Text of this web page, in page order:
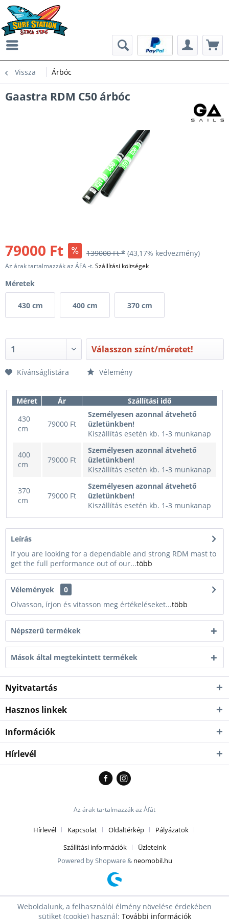
Vissza Árbóc
Gaastra RDM C50 árbóc
79000 Ft 139000 Ft * (43,17% kedvezmény)
Az árak tartalmazzák az ÁFA -t.Szállítási költségek
Méretek
430 cm 400 cm 370 cm
Válasszon színt/méretet!
Kívánságlistára Vélemény
Méret Ár
Szállítási idő
430
cm
79000 Ft
Személyesen azonnal átvehető
üzletünkben!
Kiszállítás esetén kb. 1-3 munkanap
400
cm
79000 Ft
Személyesen azonnal átvehető
üzletünkben!
Kiszállítás esetén kb. 1-3 munkanap
370
cm
79000 Ft
Személyesen azonnal átvehető
üzletünkben!
Kiszállítás esetén kb. 1-3 munkanap
Leírás
If you are looking for a dependable and strong RDM mast to
get the full performance out of our...több
Vélemények
0
Olvasson, írjon és vitasson meg értékeléseket...több
Népszerű termékek
Mások által megtekintett termékek
Nyitvatartás
Hasznos linkek
Információk
Hírlevél
Az árak tartalmazzák az Áfát
Hírlevél Kapcsolat Oldaltérkép
Pályázatok
Szállítási információk
Üzleteink
Powered by Shopware & neomobil.hu
Weboldalunk, a felhasználói élmény növelése érdekében
sütiket (cookie) használ: További információk